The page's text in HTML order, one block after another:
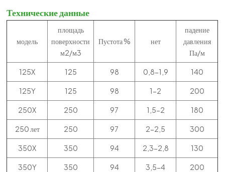
Технические данные
модель
площадь
поверхности
м2/м3
Пустота % нет
падение
давления
Па/м
125X 125 98 0,8-1,9 140
125Y 125 98 1-2 200
250X 250 97 1,5-2 180
250 лет 250 97 2-2,5 300
350X 350 94 2,3-2,8 130
350Y 350 94 3,5-4 200